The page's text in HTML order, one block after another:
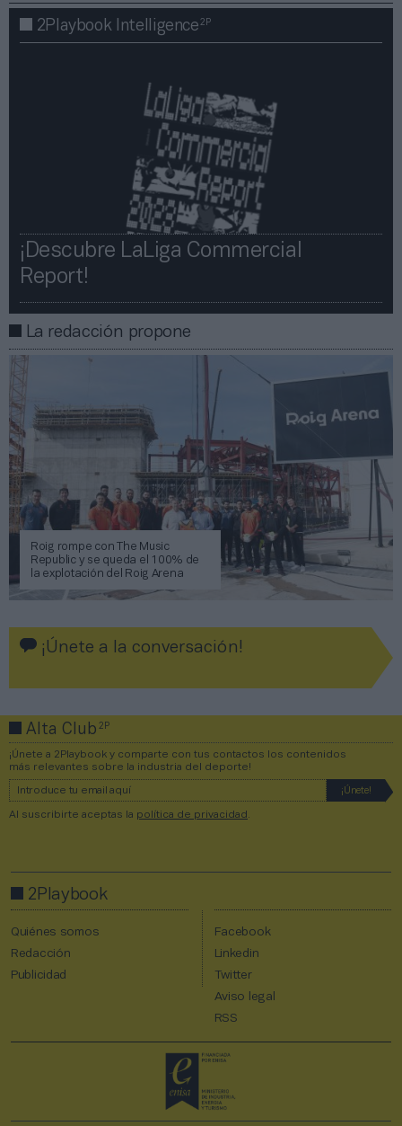
2Playbook Intelligence2P
¡Descubre LaLiga Commercial
Report!​​
La redacción propone
Roig rompe con The Music
Republic y se queda el 100% de
la explotación del Roig Arena
¡Únete a la conversación!
Alta Club2P
¡Únete a 2Playbook y comparte con tus contactos los contenidos
más relevantes sobre la industria del deporte!
Al suscribirte aceptas la política de privacidad
2Playbook
Quiénes somos
Redacción
Publicidad
Facebook
Linkedin
Twitter
Aviso legal
RSS